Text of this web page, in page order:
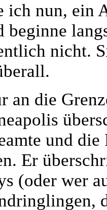
ich nun, ein
nicht.
an die
und
Er
(oder wer